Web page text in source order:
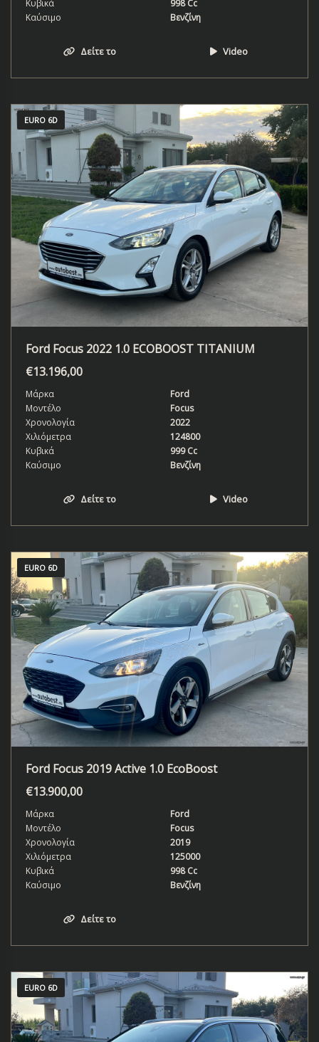
Κυβικά
998 Cc
Καύσιμο
Βενζίνη
Δείτε το Video
EURO 6D
Ford Focus 2022 1.0 ECOBOOST TITANIUM
€13.196,00
Μάρκα
Ford
Μοντέλο
Focus
Χρονολογία
2022
Χιλιόμετρα
124800
Κυβικά
999 Cc
Καύσιμο
Βενζίνη
Δείτε το Video
EURO 6D
Ford Focus 2019 Active 1.0 EcoBoost
€13.900,00
Μάρκα
Ford
Μοντέλο
Focus
Χρονολογία
2019
Χιλιόμετρα
125000
Κυβικά
998 Cc
Καύσιμο
Βενζίνη
Δείτε το
EURO 6D